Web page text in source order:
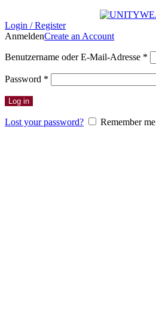
Login / Register
AnmeldenCreate an Account
Benutzername oder E-Mail-Adresse *
Password *
Log in
Lost your password? Remember me